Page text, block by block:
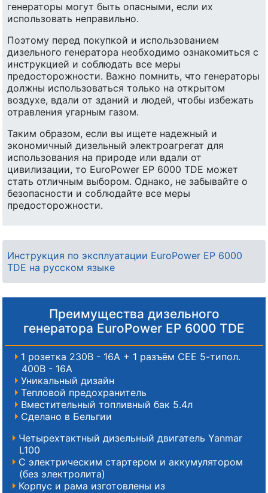
генераторы могут быть опасными, если их
использовать неправильно.
Поэтому перед покупкой и использованием
дизельного генератора необходимо ознакомиться с
инструкцией и соблюдать все меры
предосторожности. Важно помнить, что генераторы
должны использоваться только на открытом
воздухе, вдали от зданий и людей, чтобы избежать
отравления угарным газом.
Таким образом, если вы ищете надежный и
экономичный дизельный электроагрегат для
использования на природе или вдали от
цивилизации, то EuroPower EP 6000 TDE может
стать отличным выбором. Однако, не забывайте о
безопасности и соблюдайте все меры
предосторожности.
Инструкция по эксплуатации EuroPower EP 6000
TDE на русском языке
Преимущества дизельного
генератора EuroPower EP 6000 TDE
1 розетка 230В - 16A + 1 разъём СЕЕ 5-типол.
400В - 16A
Уникальный дизайн
Тепловой предохранитель
Вместительный топливный бак 5.4л
Сделано в Бельгии
Четырехтактный дизельный двигатель Yanmar
L100
С электрическим стартером и аккумулятором
(без электролита)
Корпус и рама изготовлены из